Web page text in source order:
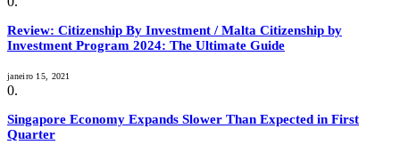
Review: Citizenship By Investment / Malta Citizenship by
Investment Program 2024: The Ultimate Guide
janeiro 15, 2021
Singapore Economy Expands Slower Than Expected in First
Quarter